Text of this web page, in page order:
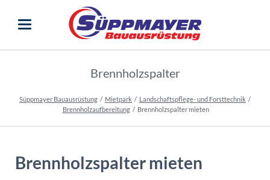
Brennholzspalter
Süppmayer Bauausrüstung Mietpark
Landschaftspflege- und Forsttechnik
Brennholzaufbereitung
Brennholzspalter mieten
Brennholzspalter mieten